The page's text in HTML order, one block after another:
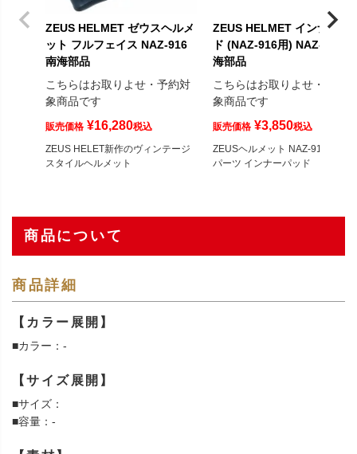
ZEUS HELMET ゼウスヘルメ
ット フルフェイス NAZ-916
南海部品
こちらはお取りよせ・予約対
象商品です
販売価格 ¥16,280税込
ZEUS HELET新作のヴィンテージ
スタイルヘルメット
ZEUS HELMET インナーパ
ド (NAZ-916用) NAZ-2012
海部品
こちらはお取りよせ・予約対
象商品です
販売価格 ¥3,850税込
ZEUSヘルメット NAZ-916用補修
パーツ インナーパッド
商品について
商品詳細
【カラー展開】
■カラー：-
【サイズ展開】
■サイズ：
■容量：-